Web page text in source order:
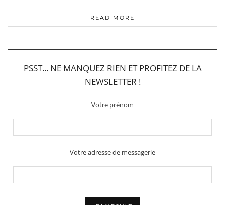
READ MORE
PSST... NE MANQUEZ RIEN ET PROFITEZ DE LA
NEWSLETTER !
Votre prénom
Votre adresse de messagerie